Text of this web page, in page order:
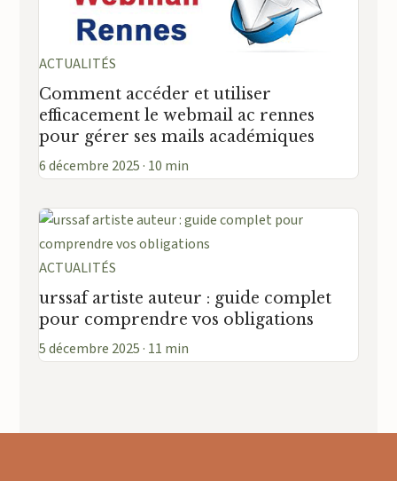
ACTUALITÉS
Comment accéder et utiliser
efficacement le webmail ac rennes
pour gérer ses mails académiques
6 décembre 2025 · 10 min
ACTUALITÉS
urssaf artiste auteur : guide complet
pour comprendre vos obligations
5 décembre 2025 · 11 min